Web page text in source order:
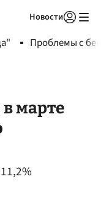
Новости
Проблемы с
марте